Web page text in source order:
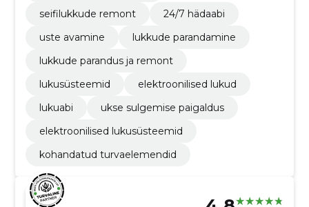
seifilukkude remont
24/7 hädaabi
uste avamine
lukkude parandamine
lukkude parandus ja remont
lukusüsteemid
elektroonilised lukud
lukuabi
ukse sulgemise paigaldus
elektroonilised lukusüsteemid
kohandatud turvaelemendid